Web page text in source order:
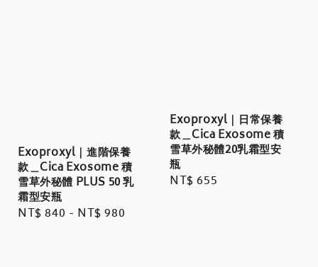
Exoproxyl｜進階保養
款＿Cica Exosome 積
雪草外秘體 PLUS 50 乳
霜型安瓶
Regular
NT$ 840 - NT$ 980
Exoproxyl｜日常保養
款＿Cica Exosome 積
雪草外秘體20乳霜型安
瓶
Regular
NT$ 655